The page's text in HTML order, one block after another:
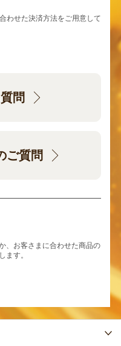
わせた決済方法をご用意して
問
ご質問
、お客さまに合わせた商品の
ます。